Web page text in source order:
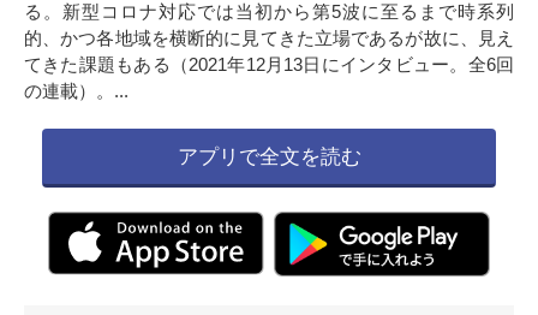
る。新型コロナ対応では当初から第5波に至るまで時系列
的、かつ各地域を横断的に見てきた立場であるが故に、見え
てきた課題もある（2021年12月13日にインタビュー。全6回
の連載）。...
アプリで全文を読む